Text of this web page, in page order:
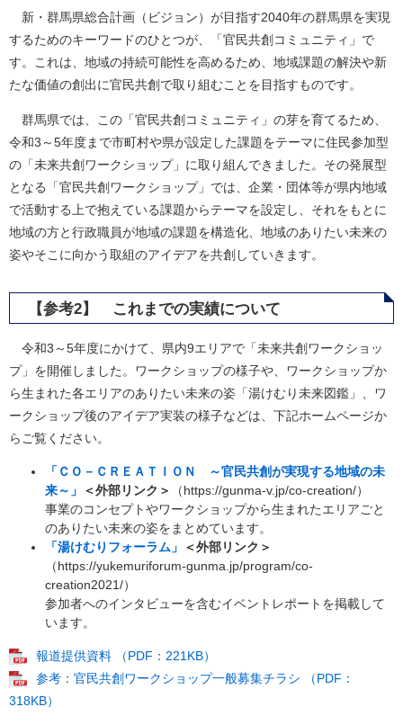
新・群馬県総合計画（ビジョン）が目指す2040年の群馬県を実現
するためのキーワードのひとつが、「官民共創コミュニティ」で
す。これは、地域の持続可能性を高めるため、地域課題の解決や新
たな価値の創出に官民共創で取り組むことを目指すものです。
群馬県では、この「官民共創コミュニティ」の芽を育てるため、
令和3～5年度まで市町村や県が設定した課題をテーマに住民参加型
の「未来共創ワークショップ」に取り組んできました。その発展型
となる「官民共創ワークショップ」では、企業・団体等が県内地域
で活動する上で抱えている課題からテーマを設定し、それをもとに
地域の方と行政職員が地域の課題を構造化、地域のありたい未来の
姿やそこに向かう取組のアイデアを共創していきます。
【参考2】 これまでの実績について
令和3～5年度にかけて、県内9エリアで「未来共創ワークショッ
プ」を開催しました。ワークショップの様子や、ワークショップか
ら生まれた各エリアのありたい未来の姿「湯けむり未来図鑑」、ワ
ークショップ後のアイデア実装の様子などは、下記ホームページか
らご覧ください。
「ＣＯ－ＣＲＥＡＴＩＯＮ ～官民共創が実現する地域の未
来～」
＜外部リンク＞
（https://gunma-v.jp/co-creation/）
事業のコンセプトやワークショップから生まれたエリアごと
のありたい未来の姿をまとめています。
「湯けむりフォーラム」
＜外部リンク＞
（https://yukemuriforum-gunma.jp/program/co-
creation2021/）
参加者へのインタビューを含むイベントレポートを掲載して
います。
報道提供資料 （PDF：221KB）
参考：官民共創ワークショップ一般募集チラシ （PDF：
318KB）